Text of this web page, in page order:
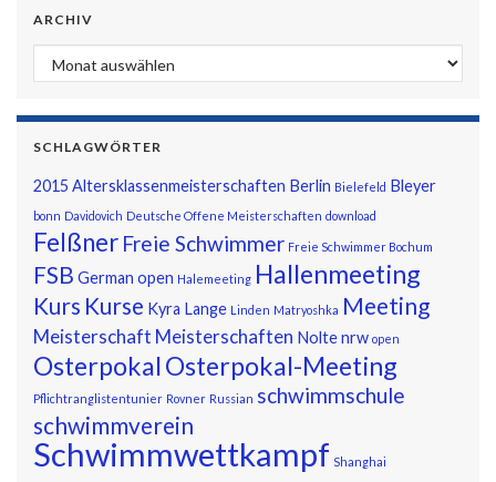
ARCHIV
Archiv
SCHLAGWÖRTER
2015 Altersklassenmeisterschaften Berlin Bielefeld Bleyer
bonn Davidovich Deutsche Offene Meisterschaften download
Felßner Freie Schwimmer Freie Schwimmer Bochum
FSB German open Halemeeting Hallenmeeting
Kurs Kurse Kyra Lange Linden Matryoshka Meeting
Meisterschaft Meisterschaften Noltenrw open
OsterpokalOsterpokal-Meeting
Pflichtranglistentunier Rovner Russian schwimmschule
schwimmverein
Schwimmwettkampf Shanghai